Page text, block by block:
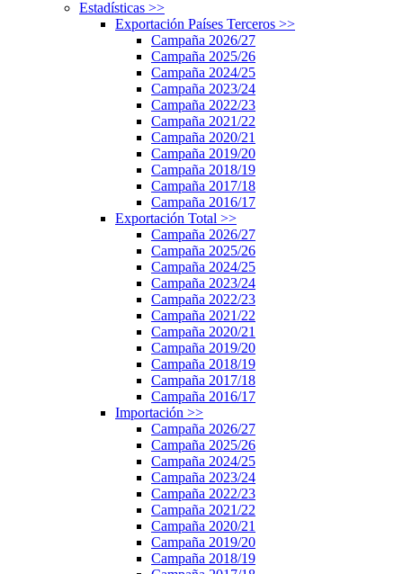
Estadísticas >>
Exportación Países Terceros >>
Campaña 2026/27
Campaña 2025/26
Campaña 2024/25
Campaña 2023/24
Campaña 2022/23
Campaña 2021/22
Campaña 2020/21
Campaña 2019/20
Campaña 2018/19
Campaña 2017/18
Campaña 2016/17
Exportación Total >>
Campaña 2026/27
Campaña 2025/26
Campaña 2024/25
Campaña 2023/24
Campaña 2022/23
Campaña 2021/22
Campaña 2020/21
Campaña 2019/20
Campaña 2018/19
Campaña 2017/18
Campaña 2016/17
Importación >>
Campaña 2026/27
Campaña 2025/26
Campaña 2024/25
Campaña 2023/24
Campaña 2022/23
Campaña 2021/22
Campaña 2020/21
Campaña 2019/20
Campaña 2018/19